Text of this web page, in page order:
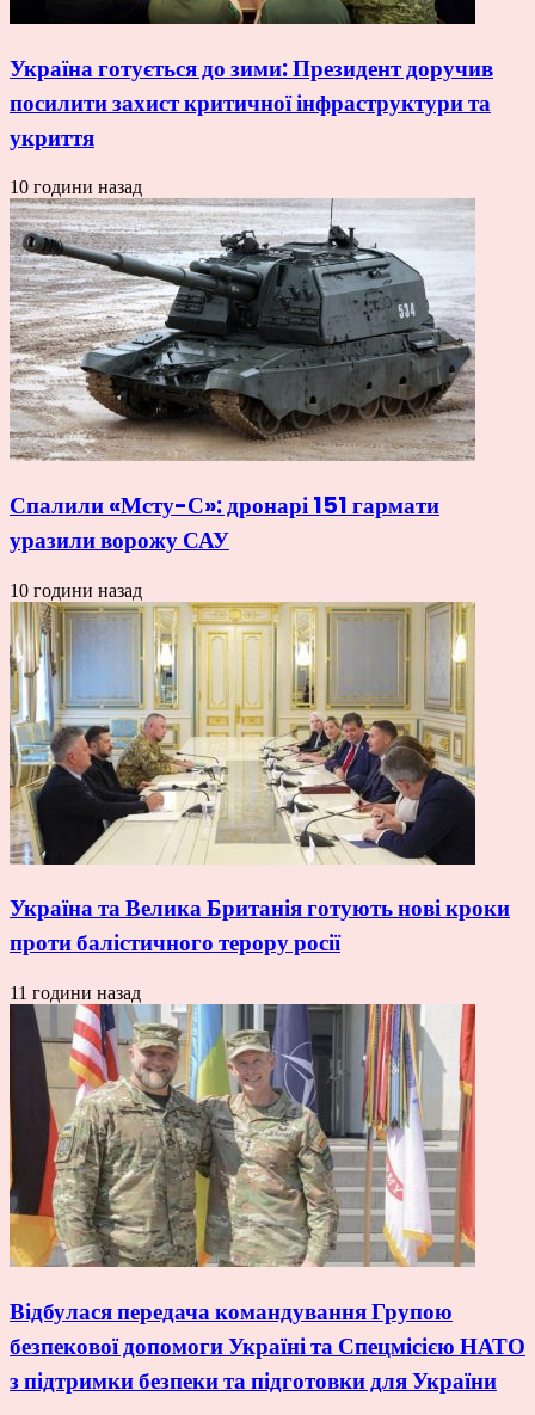
Україна готується до зими: Президент доручив
посилити захист критичної інфраструктури та
укриття
10 години назад
Спалили «Мсту-С»: дронарі 151 гармати
уразили ворожу САУ
10 години назад
Україна та Велика Британія готують нові кроки
проти балістичного терору росії
11 години назад
Відбулася передача командування Групою
безпекової допомоги Україні та Спецмісією НАТО
з підтримки безпеки та підготовки для України